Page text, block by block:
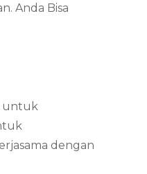
Anda Bisa
untuk
dengan